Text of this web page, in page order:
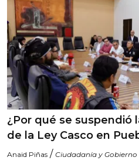
¿Por qué se suspendió
de la Ley Casco en
Anaid Piñas / Ciudadanía y Gobierno